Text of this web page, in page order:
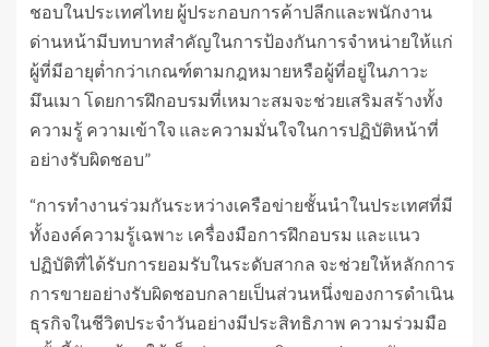
ชอบในประเทศไทย ผู้ประกอบการค้าปลีกและพนักงาน
ด่านหน้ามีบทบาทสำคัญในการป้องกันการจำหน่ายให้แก่
ผู้ที่มีอายุต่ำกว่าเกณฑ์ตามกฎหมายหรือผู้ที่อยู่ในภาวะ
มึนเมา โดยการฝึกอบรมที่เหมาะสมจะช่วยเสริมสร้างทั้ง
ความรู้ ความเข้าใจ และความมั่นใจในการปฏิบัติหน้าที่
อย่างรับผิดชอบ”
“การทำงานร่วมกันระหว่างเครือข่ายชั้นนำในประเทศที่มี
ทั้งองค์ความรู้เฉพาะ เครื่องมือการฝึกอบรม และแนว
ปฏิบัติที่ได้รับการยอมรับในระดับสากล จะช่วยให้หลักการ
การขายอย่างรับผิดชอบกลายเป็นส่วนหนึ่งของการดำเนิน
ธุรกิจในชีวิตประจำวันอย่างมีประสิทธิภาพ ความร่วมมือ